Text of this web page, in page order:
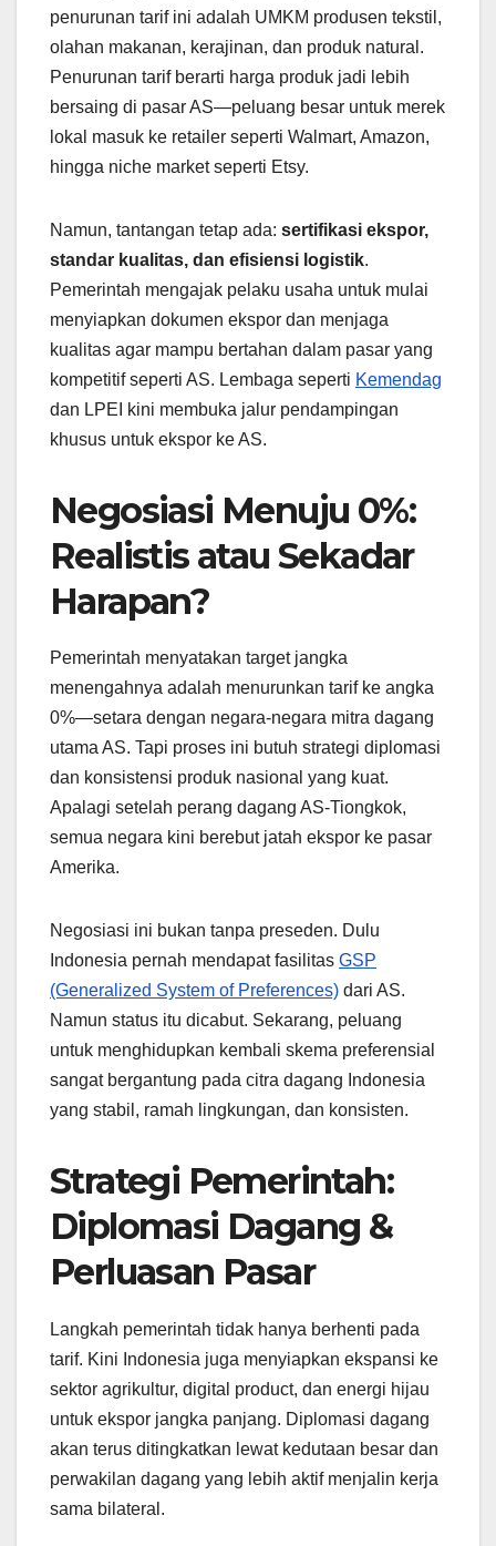
penurunan tarif ini adalah UMKM produsen tekstil,
olahan makanan, kerajinan, dan produk natural.
Penurunan tarif berarti harga produk jadi lebih
bersaing di pasar AS—peluang besar untuk merek
lokal masuk ke retailer seperti Walmart, Amazon,
hingga niche market seperti Etsy.
Namun, tantangan tetap ada: sertifikasi ekspor,
standar kualitas, dan efisiensi logistik.
Pemerintah mengajak pelaku usaha untuk mulai
menyiapkan dokumen ekspor dan menjaga
kualitas agar mampu bertahan dalam pasar yang
kompetitif seperti AS. Lembaga seperti Kemendag
dan LPEI kini membuka jalur pendampingan
khusus untuk ekspor ke AS.
Negosiasi Menuju 0%:
Realistis atau Sekadar
Harapan?
Pemerintah menyatakan target jangka
menengahnya adalah menurunkan tarif ke angka
0%—setara dengan negara-negara mitra dagang
utama AS. Tapi proses ini butuh strategi diplomasi
dan konsistensi produk nasional yang kuat.
Apalagi setelah perang dagang AS-Tiongkok,
semua negara kini berebut jatah ekspor ke pasar
Amerika.
Negosiasi ini bukan tanpa preseden. Dulu
Indonesia pernah mendapat fasilitas GSP
(Generalized System of Preferences) dari AS.
Namun status itu dicabut. Sekarang, peluang
untuk menghidupkan kembali skema preferensial
sangat bergantung pada citra dagang Indonesia
yang stabil, ramah lingkungan, dan konsisten.
Strategi Pemerintah:
Diplomasi Dagang &
Perluasan Pasar
Langkah pemerintah tidak hanya berhenti pada
tarif. Kini Indonesia juga menyiapkan ekspansi ke
sektor agrikultur, digital product, dan energi hijau
untuk ekspor jangka panjang. Diplomasi dagang
akan terus ditingkatkan lewat kedutaan besar dan
perwakilan dagang yang lebih aktif menjalin kerja
sama bilateral.